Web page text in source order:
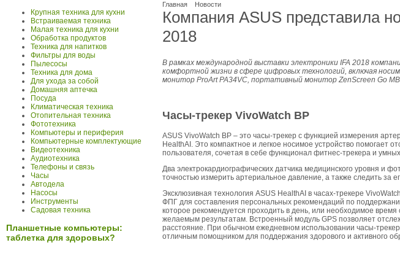
Главная Новости
Компания ASUS представила
2018
В рамках международной выставки электроники IFA 2018
комфортной жизни в сфере цифровых технологий, включая
монитор ProArt PA34VC, портативный монитор ZenScreen Go
Часы-трекер VivoWatch BP
ASUS VivoWatch BP – это часы-трекер с функцией измерения
HealthAI. Это компактное и легкое носимое устройство помогает
пользователя, сочетая в себе функционал фитнес-трекера и
Два электрокардиографических датчика медицинского уровня и
точностью измерить артериальное давление, а также следить за
Эксклюзивная технология ASUS HealthAI в часах-трекере
ФПГ для составления персональных рекомендаций по
которое рекомендуется проходить в день, или необходимое
желаемым результатам. Встроенный модуль GPS позволяет
расстояние. При обычном ежедневном использовании часы-
отличным помощником для поддержания здорового и активного
Крупная техника для кухни
Встраиваемая техника
Малая техника для кухни
Обработка продуктов
Техника для напитков
Фильтры для воды
Пылесосы
Техника для дома
Для ухода за собой
Домашняя аптечка
Посуда
Климатическая техника
Отопительная техника
Фототехника
Компьютеры и периферия
Компьютерные комплектующие
Видеотехника
Аудиотехника
Телефоны и связь
Часы
Автодела
Насосы
Инструменты
Садовая техника
Планшетные компьютеры:
таблетка для здоровых?